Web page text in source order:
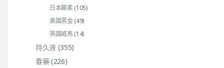
日本藤素(105)
美國黑金(49)
英國威馬(14)
持久液(355)
春藥(226)